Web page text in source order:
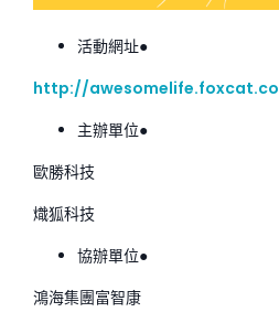
活動網址●
http://awesomelife.foxcat.co
主辦單位●
歐勝科技
熾狐科技
協辦單位●
鴻海集團富智康